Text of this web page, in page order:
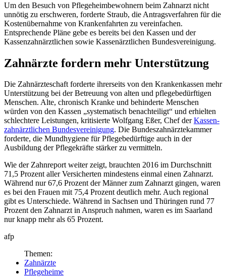
Um den Besuch von Pflegeheimbewohnern beim Zahnarzt nicht
unnötig zu erschweren, forderte Straub, die Antragsverfahren für die
Kostenübernahme von Krankenfahrten zu vereinfachen.
Entsprechende Pläne gebe es bereits bei den Kassen und der
Kassenzahnärztlichen sowie Kassenärztlichen Bundesvereinigung.
Zahnärzte fordern mehr Unterstützung
Die Zahnärzteschaft forderte ihrerseits von den Krankenkassen mehr
Unterstützung bei der Betreuung von alten und pflegebedürftigen
Menschen. Alte, chronisch Kranke und behinderte Menschen
würden von den Kassen „systematisch benachteiligt“ und erhielten
schlechtere Leistungen, kritisierte Wolfgang Eßer, Chef derKassen­
zahn­ärztlichen Bundesvereinigung. Die Bundeszahnärztekammer
forderte, die Mundhygiene für Pflegebedürftige auch in der
Ausbildung der Pflegekräfte stärker zu vermitteln.
Wie der Zahnreport weiter zeigt, brauchten 2016 im Durchschnitt
71,5 Prozent aller Versicherten mindestens einmal einen Zahnarzt.
Während nur 67,6 Prozent der Männer zum Zahnarzt gingen, waren
es bei den Frauen mit 75,4 Prozent deutlich mehr. Auch regional
gibt es Unterschiede. Während in Sachsen und Thüringen rund 77
Prozent den Zahnarzt in Anspruch nahmen, waren es im Saarland
nur knapp mehr als 65 Prozent.
afp
Themen:
Zahnärzte
Pflegeheime